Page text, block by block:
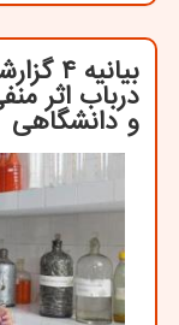
درباب اثر
و دانشگاهی